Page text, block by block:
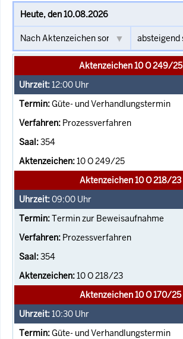
Aktenzeichen 10 O 249/25
12:00 Uhr
Güte- und Verhandlungstermin
Prozessverfahren
354
10 O 249/25
Aktenzeichen 10 O 218/23
09:00 Uhr
Termin zur Beweisaufnahme
Prozessverfahren
354
10 O 218/23
Aktenzeichen 10 O 170/25
10:30 Uhr
Güte- und Verhandlungstermin